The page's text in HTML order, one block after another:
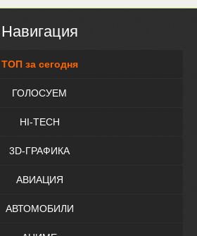
Навигация
ТОП за сегодня
ГОЛОСУЕМ
HI-TECH
3D-ГРАФИКА
АВИАЦИЯ
АВТОМОБИЛИ